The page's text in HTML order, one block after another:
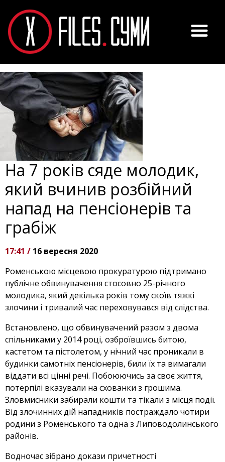
На 7 років сяде молодик,
який вчинив розбійний
напад на пенсіонерів та
грабіж
17:41 / 16 вересня 2020
Роменською місцевою прокуратурою підтримано
публічне обвинувачення стосовно 25-річного
молодика, який декілька років тому скоїв тяжкі
злочини і тривалий час переховувався від слідства.
Встановлено, що обвинувачений разом з двома
спільниками у 2014 році, озброївшись битою,
кастетом та пістолетом, у нічний час проникали в
будинки самотніх пенсіонерів, били їх та вимагали
віддати всі цінні речі. Побоюючись за своє життя,
потерпілі вказували на схованки з грошима.
Зловмисники забирали кошти та тікали з місця події.
Від злочинних дій нападників постраждало чотири
родини з Роменського та одна з Липоводолинського
районів.
Водночас зібрано докази причетності